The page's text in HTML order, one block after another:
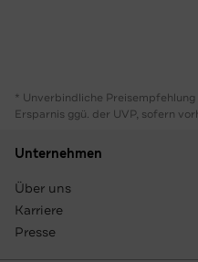
* Unverbindliche
Ersparnis ggü. der UVP, sofern
Unternehmen
Über uns
Karriere
Presse